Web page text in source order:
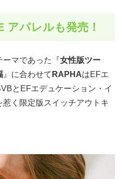
アパレルも発売！
ーマであった『女性版ツー
』に合わせてRAPHAはEFエ
とEFエデュケーション・イ
く限定版スイッチアウトキ